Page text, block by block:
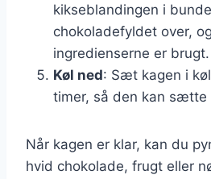
kikseblandingen i
chokoladefyldet over,
ingredienserne er brugt.
Køl ned: Sæt kagen i
timer, så den kan sætte
Når kagen er klar, kan du
hvid chokolade, frugt eller